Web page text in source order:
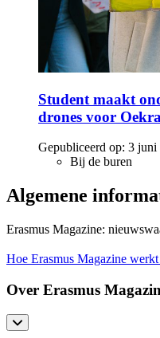
Student maakt
drones voor
Gepubliceerd op: 3 juni
Bij de buren
Algemene
Erasmus Magazine:
Hoe Erasmus Magazine werkt
Over Erasmus